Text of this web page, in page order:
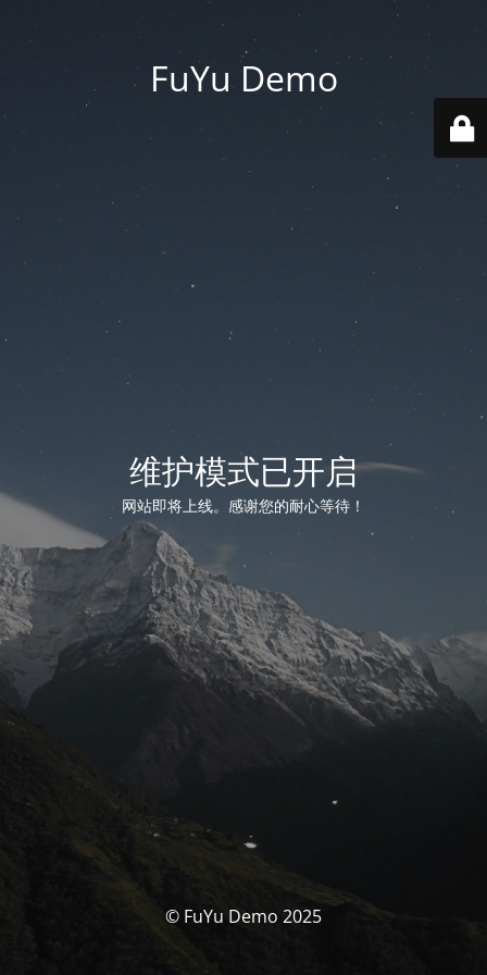
FuYu Demo
维护模式已开启
网站即将上线。感谢您的耐心等待！
© FuYu Demo 2025